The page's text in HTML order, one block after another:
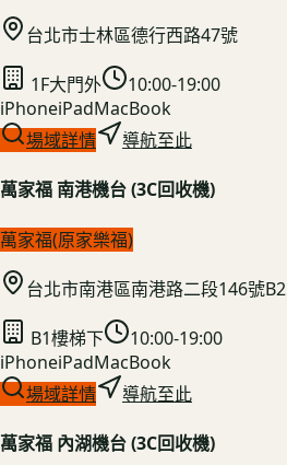
台北市士林區德行西路47號
1F大門外
10:00-19:00
iPhoneiPadMacBook
場域詳情
導航至此
萬家福 南港機台 (3C回收機)
萬家福(原家樂福)
台北市南港區南港路二段146號B2
B1樓梯下
10:00-19:00
iPhoneiPadMacBook
場域詳情
導航至此
萬家福 內湖機台 (3C回收機)